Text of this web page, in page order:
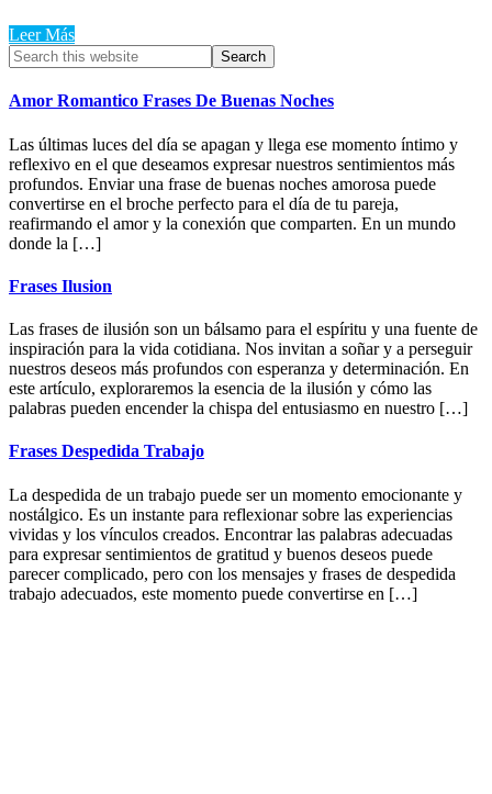
Leer Más
Primary
Sidebar
Search
this
website
Amor Romantico Frases De Buenas Noches
Las últimas luces del día se apagan y llega ese momento íntimo y
reflexivo en el que deseamos expresar nuestros sentimientos más
profundos. Enviar una frase de buenas noches amorosa puede
convertirse en el broche perfecto para el día de tu pareja,
reafirmando el amor y la conexión que comparten. En un mundo
donde la […]
Frases Ilusion
Las frases de ilusión son un bálsamo para el espíritu y una fuente de
inspiración para la vida cotidiana. Nos invitan a soñar y a perseguir
nuestros deseos más profundos con esperanza y determinación. En
este artículo, exploraremos la esencia de la ilusión y cómo las
palabras pueden encender la chispa del entusiasmo en nuestro […]
Frases Despedida Trabajo
La despedida de un trabajo puede ser un momento emocionante y
nostálgico. Es un instante para reflexionar sobre las experiencias
vividas y los vínculos creados. Encontrar las palabras adecuadas
para expresar sentimientos de gratitud y buenos deseos puede
parecer complicado, pero con los mensajes y frases de despedida
trabajo adecuados, este momento puede convertirse en […]